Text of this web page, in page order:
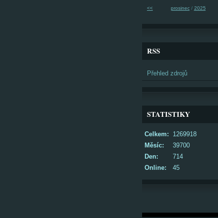
<< prosinec/ 2025
RSS
Přehled zdrojů
STATISTIKY
Online: 45
Celkem:
1269918
Měsíc:
39700
Den:
714